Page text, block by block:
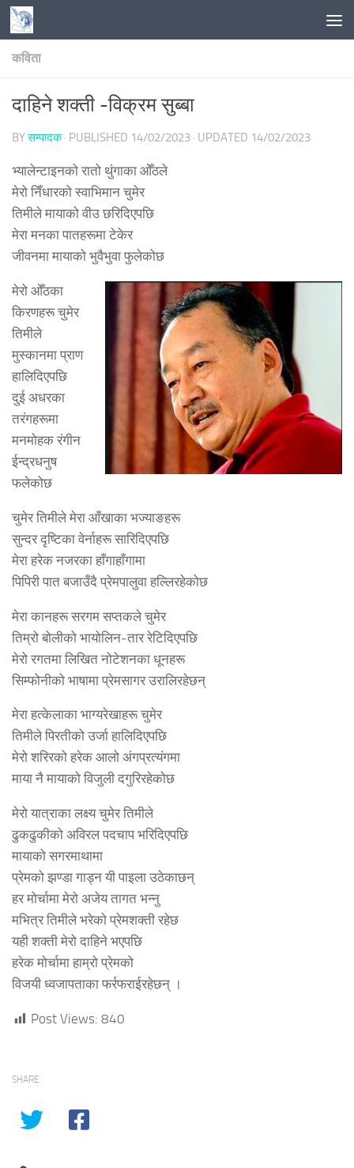
Skip to content
कविता
दाहिने शक्ती -विक्रम सुब्बा
BYसम्पादक · PUBLISHED 14/02/2023 · UPDATED 14/02/2023
भ्यालेन्टाइनको रातो थुंगाका ओँठले
मेरो निँधारको स्वाभिमान चुमेर
तिमीले मायाको वीउ छरिदिएपछि
मेरा मनका पातहरूमा टेकेर
जीवनमा मायाको भुवैभुवा फुलेकोछ
मेरो ओँठका
किरणहरू चुमेर
तिमीले
मुस्कानमा प्राण
हालिदिएपछि
दुई अधरका
तरंगहरूमा
मनमोहक रंगीन
ईन्द्रधनुष
फलेकोछ
चुमेर तिमीले मेरा आँखाका भज्याङहरू
सुन्दर दृष्टिका वेर्नाहरू सारिदिएपछि
मेरा हरेक नजरका हाँगाहाँगामा
पिपिरी पात बजाउँदै प्रेमपालुवा हल्लिरहेकोछ
मेरा कानहरू सरगम सप्तकले चुमेर
तिम्रो बोलीको भायोलिन-तार रेटिदिएपछि
मेरो रगतमा लिखित नोटेशनका धूनहरू
सिम्फोनीको भाषामा प्रेमसागर उरालिरहेछन्
मेरा हत्केलाका भाग्यरेखाहरू चुमेर
तिमीले पिरतीको उर्जा हालिदिएपछि
मेरो शरिरको हरेक आलो अंगप्रत्यंगमा
माया नै मायाको विजुली दगुरिरहेकोछ
मेरो यात्राका लक्ष्य चुमेर तिमीले
ढुकढुकीको अविरल पदचाप भरिदिएपछि
मायाको सगरमाथामा
प्रेमको झण्डा गाड्न यी पाइला उठेकाछन्
हर मोर्चामा मेरो अजेय तागत भन्नु
मभित्र तिमीले भरेको प्रेमशक्ती रहेछ
यही शक्ती मेरो दाहिने भएपछि
हरेक मोर्चामा हाम्रो प्रेमको
विजयी ध्वजापताका फर्रफराईरहेछन् ।
Post Views: 840
SHARE